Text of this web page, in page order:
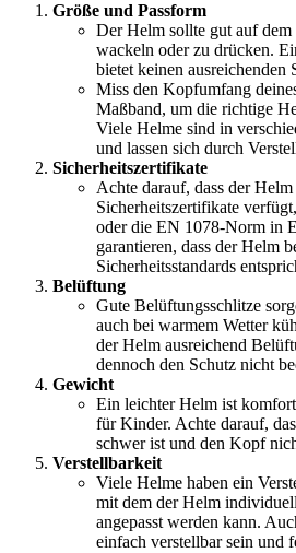
Größe und Passform
Der Helm sollte gut auf
wackeln oder zu drücken.
bietet keinen ausreichenden
Miss den Kopfumfang
Maßband, um die richtige
Viele Helme sind in
und lassen sich durch
Sicherheitszertifikate
Achte darauf, dass der
Sicherheitszertifikate
oder die EN 1078-Norm in
garantieren, dass der Helm
Sicherheitsstandards
Belüftung
Gute Belüftungsschlitze
auch bei warmem Wetter
der Helm ausreichend
dennoch den Schutz nicht
Gewicht
Ein leichter Helm ist
für Kinder. Achte darauf,
schwer ist und den Kopf
Verstellbarkeit
Viele Helme haben ein
mit dem der Helm
angepasst werden kann.
einfach verstellbar sein und